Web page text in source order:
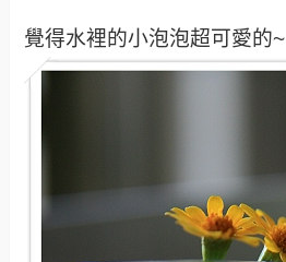
覺得水裡的小泡泡超可愛的~